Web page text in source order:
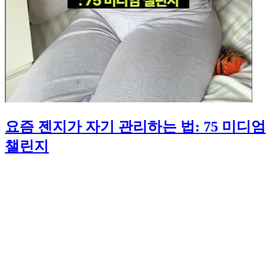
요즘 젠지가 자기 관리하는 법: 75 미디엄
챌린지